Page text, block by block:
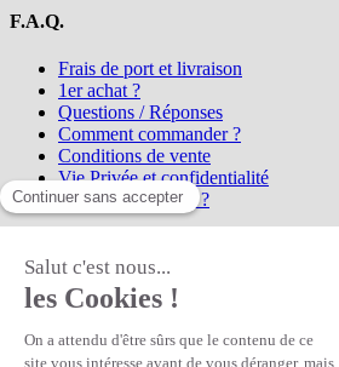
F.A.Q.
Frais de port et livraison
1er achat ?
Questions / Réponses
Comment commander ?
Conditions de vente
Vie Privée et confidentialité
Qui sommes-nous ?
la référence en perles et bijoux
perles en ligne, telles que les perles
et cristaux et strass en cristal Preciosa, les